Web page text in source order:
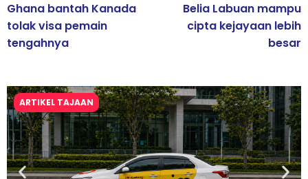
Ghana bantah Kanada
tolak visa pemain
tengahnya
Belia Labuan mampu
cipta kejayaan lebih
besar
ARTIKEL TAJAAN